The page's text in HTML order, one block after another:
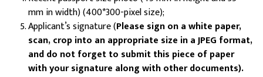
mm in width) (400*300-pixel size);
Applicant’s signature (Please sign on a white paper,
scan, crop into an appropriate size in a JPEG format,
and do not forget to submit this piece of paper
with your signature along with other documents).